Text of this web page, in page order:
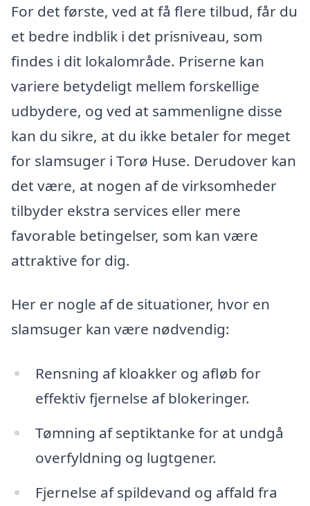
For det første, ved at få flere tilbud, får du
et bedre indblik i det prisniveau, som
findes i dit lokalområde. Priserne kan
variere betydeligt mellem forskellige
udbydere, og ved at sammenligne disse
kan du sikre, at du ikke betaler for meget
for slamsuger i Torø Huse. Derudover kan
det være, at nogen af de virksomheder
tilbyder ekstra services eller mere
favorable betingelser, som kan være
attraktive for dig.
Her er nogle af de situationer, hvor en
slamsuger kan være nødvendig:
Rensning af kloakker og afløb for
effektiv fjernelse af blokeringer.
Tømning af septiktanke for at undgå
overfyldning og lugtgener.
Fjernelse af spildevand og affald fra